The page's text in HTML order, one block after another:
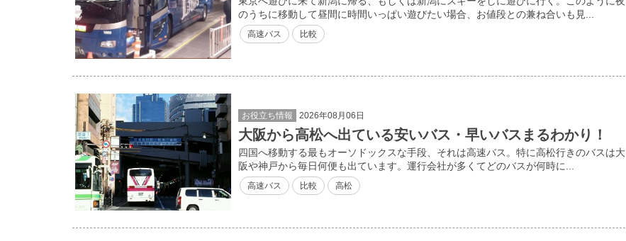
のうちに移動して昼間に時間いっぱい遊びたい場合、お値段との兼ね合いも見...
高速バス 比較
お役立ち情報 2026年08月06日
大阪から高松へ出ている安いバス・早いバスまるわかり！
四国へ移動する最もオーソドックスな手段、それは高速バス。特に高松行きのバスは大
阪や神戸から毎日何便も出ています。運行会社が多くてどのバスが何時に...
高速バス 比較 高松